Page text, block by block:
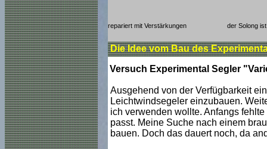
repariert mit Verstärkungen der Solong
Die Idee vom Bau des
Versuch Experimental Segler
Ausgehend von der Verfügbarkeit
Leichtwindsegeler einzubauen.
ich verwenden wollte. Anfangs
passt. Meine Suche nach einem
bauen. Doch das dauert noch, da